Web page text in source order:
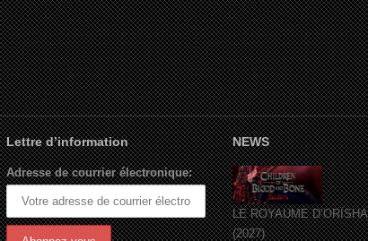
Lettre d’information
Adresse de courrier électronique:
NEWS
LE ROYAUME D’ORÏSHA
(2027)